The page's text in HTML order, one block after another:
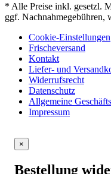
* Alle Preise inkl. gesetzl.
ggf. Nachnahmegebühren,
Cookie-Einstellungen
Frischeversand
Kontakt
Liefer- und
Widerrufsrecht
Datenschutz
Allgemeine
Impressum
×
Bestellung